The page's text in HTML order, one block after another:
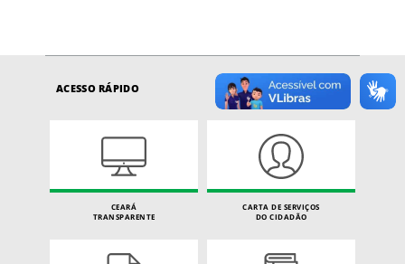
ACESSO RÁPIDO
CEARÁ
TRANSPARENTE
CARTA DE SERVIÇOS
DO CIDADÃO